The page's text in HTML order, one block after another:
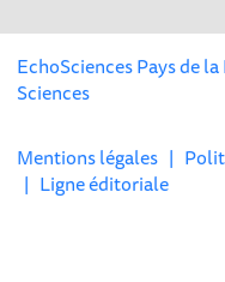
EchoSciences Pays de
Sciences
Mentions légales |
| Ligne éditoriale